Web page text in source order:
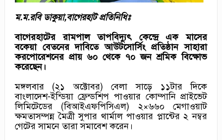
ম.ম.রবি ডাকুয়া,বাগেরহাট প্রতিনিধিঃ
বাগেরহাটের রামপাল তাপবিদ্যুৎ কেন্দ্রে এক মাসের
বকেয়া বেতনের দাবিতে আউটসোর্সিং প্রতিষ্ঠান সাহারা
করপোরেশনের প্রায় ৬০ থেকে ৭০ জন শ্রমিক বিক্ষোভ
করেছেন।
মঙ্গলবার (২১ অক্টোবর) বেলা সাড়ে ১১টার দিকে
বাংলাদেশ-ইন্ডিয়া ফ্রেন্ডশিপ পাওয়ার কোম্পানি প্রাইভেট
লিমিটেডের (বিআইএফপিসিএল) ২×৬৬০ মেগাওয়াট
ক্ষমতাসম্পন্ন মৈত্রী সুপার থার্মাল পাওয়ার প্লান্টের ২ নম্বর
গেটের সামনে তারা সমাবেশ করেন।